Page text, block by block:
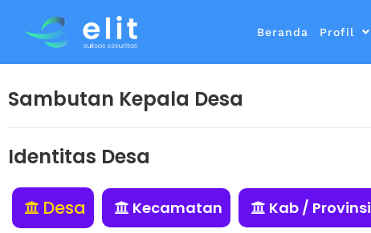
Beranda Profil
Sambutan Kepala Desa
Identitas Desa
Desa Kecamatan Kab / Provinsi